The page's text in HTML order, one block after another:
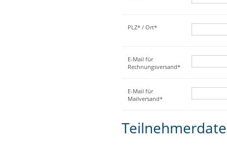
PLZ* / Ort*
E-Mail für
Rechnungsversand*
E-Mail für
Mailversand*